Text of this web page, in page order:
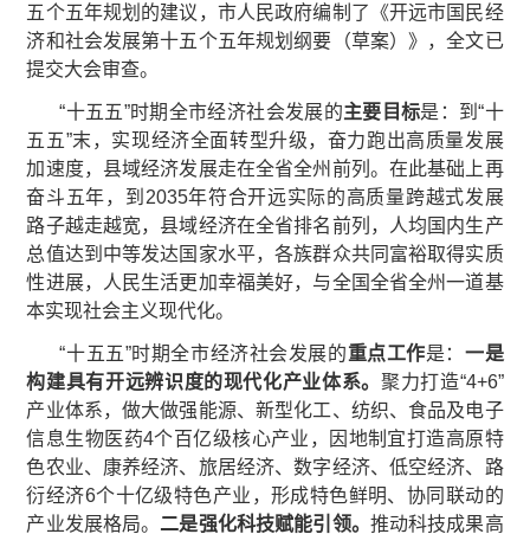
五个五年规划的建议，市人民政府编制了《开远市国民经
济和社会发展第十五个五年规划纲要（草案）》，全文已
提交大会审查。
“十五五”时期全市经济社会发展的主要目标是：到“十
五五”末，实现经济全面转型升级，奋力跑出高质量发展
加速度，县域经济发展走在全省全州前列。在此基础上再
奋斗五年，到2035年符合开远实际的高质量跨越式发展
路子越走越宽，县域经济在全省排名前列，人均国内生产
总值达到中等发达国家水平，各族群众共同富裕取得实质
性进展，人民生活更加幸福美好，与全国全省全州一道基
本实现社会主义现代化。
“十五五”时期全市经济社会发展的重点工作是：一是
构建具有开远辨识度的现代化产业体系。聚力打造“4+6”
产业体系，做大做强能源、新型化工、纺织、食品及电子
信息生物医药4个百亿级核心产业，因地制宜打造高原特
色农业、康养经济、旅居经济、数字经济、低空经济、路
衍经济6个十亿级特色产业，形成特色鲜明、协同联动的
产业发展格局。 二是强化科技赋能引领。 推动科技成果高